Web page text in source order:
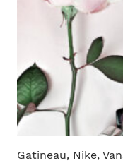
Gatineau, Nike,